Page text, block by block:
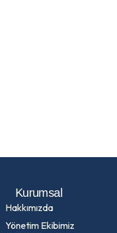
Kurumsal
Hakkımızda
Yönetim Ekibimiz